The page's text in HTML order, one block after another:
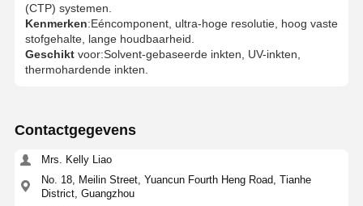
(CTP) systemen.
Kenmerken:Eéncomponent, ultra-hoge resolutie, hoog vaste
stofgehalte, lange houdbaarheid.
Geschiktvoor:Solvent-gebaseerde inkten, UV-inkten,
thermohardende inkten.
Contactgegevens
Mrs. Kelly Liao
No. 18, Meilin Street, Yuancun Fourth Heng Road, Tianhe
District, Guangzhou